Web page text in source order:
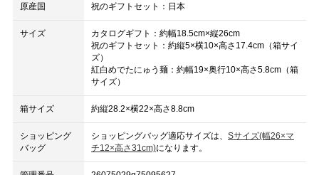
原産国 祝のギフトセット：日本
サイズ
カタログギフト：約幅18.5cm×縦26cm
祝のギフトセット：約縦5×横10×高さ17.4cm（箱サイ
ズ）
紅白めでたにゅう麺：約幅19×奥行10×高さ5.8cm（箱
サイズ）
箱サイズ 約縦28.2×横22×高さ8.8cm
ショッピング
バッグ
ショッピングバッグ適応サイズは、 Sサイズ(幅26×マ
チ12×高さ31cm)になります。